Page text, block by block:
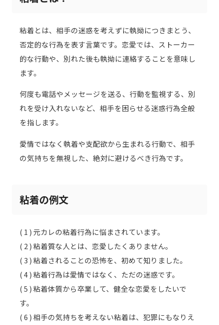
粘着とは、相手の迷惑を考えずに執拗につきまとう、
否定的な行為を表す言葉です。恋愛では、ストーカー
的な行動や、別れた後も執拗に連絡することを意味し
ます。
何度も電話やメッセージを送る、行動を監視する、別
れを受け入れないなど、相手を困らせる迷惑行為全般
を指します。
愛情ではなく執着や支配欲から生まれる行動で、相手
の気持ちを無視した、絶対に避けるべき行為です。
粘着の例文
( 1 ) 元カレの粘着行為に悩まされています。
( 2 ) 粘着質な人とは、恋愛したくありません。
( 3 ) 粘着されることの恐怖を、初めて知りました。
( 4 ) 粘着行為は愛情ではなく、ただの迷惑です。
( 5 ) 粘着体質から卒業して、健全な恋愛をしたいで
す。
( 6 ) 相手の気持ちを考えない粘着は、犯罪にもなりえ